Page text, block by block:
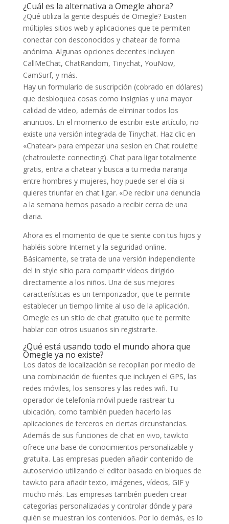
¿Cuál es la alternativa a Omegle ahora?
¿Qué utiliza la gente después de Omegle? Existen
múltiples sitios web y aplicaciones que te permiten
conectar con desconocidos y chatear de forma
anónima. Algunas opciones decentes incluyen
CallMeChat, ChatRandom, Tinychat, YouNow,
CamSurf, y más.
Hay un formulario de suscripción (cobrado en dólares)
que desbloquea cosas como insignias y una mayor
calidad de video, además de eliminar todos los
anuncios. En el momento de escribir este artículo, no
existe una versión integrada de Tinychat. Haz clic en
«Chatear» para empezar una sesion en Chat roulette
(chatroulette connecting). Chat para ligar totalmente
gratis, entra a chatear y busca a tu media naranja
entre hombres y mujeres, hoy puede ser el día si
quieres triunfar en chat ligar. «De recibir una denuncia
a la semana hemos pasado a recibir cerca de una
diaria.
Ahora es el momento de que te siente con tus hijos y
habléis sobre Internet y la seguridad online.
Básicamente, se trata de una versión independiente
del in style sitio para compartir vídeos dirigido
directamente a los niños. Una de sus mejores
características es un temporizador, que te permite
establecer un tiempo límite al uso de la aplicación.
Omegle es un sitio de chat gratuito que te permite
hablar con otros usuarios sin registrarte.
¿Qué está usando todo el mundo ahora que
Omegle ya no existe?
Los datos de localización se recopilan por medio de
una combinación de fuentes que incluyen el GPS, las
redes móviles, los sensores y las redes wifi. Tu
operador de telefonía móvil puede rastrear tu
ubicación, como también pueden hacerlo las
aplicaciones de terceros en ciertas circunstancias.
Además de sus funciones de chat en vivo, tawk.to
ofrece una base de conocimientos personalizable y
gratuita. Las empresas pueden añadir contenido de
autoservicio utilizando el editor basado en bloques de
tawk.to para añadir texto, imágenes, vídeos, GIF y
mucho más. Las empresas también pueden crear
categorías personalizadas y controlar dónde y para
quién se muestran los contenidos. Por lo demás, es lo